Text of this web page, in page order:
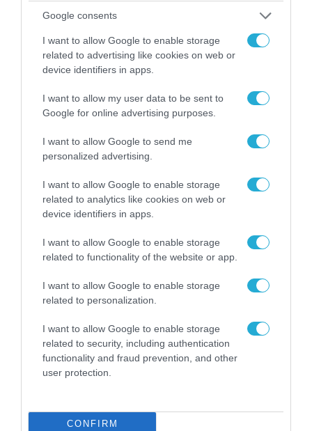
Google consents
I want to allow Google to enable storage
related to advertising like cookies on web or
device identifiers in apps.
I want to allow my user data to be sent to
Google for online advertising purposes.
I want to allow Google to send me
personalized advertising.
I want to allow Google to enable storage
related to analytics like cookies on web or
device identifiers in apps.
I want to allow Google to enable storage
related to functionality of the website or app.
I want to allow Google to enable storage
related to personalization.
I want to allow Google to enable storage
related to security, including authentication
functionality and fraud prevention, and other
user protection.
CONFIRM
08.08.2026 | 09:02
«Η απόλυτη τραγωδία»: Η «αιχμηρή» ανάρτηση
του Αρκά για τα τατουάζ (φωτο)
07.08.2026 | 20:02